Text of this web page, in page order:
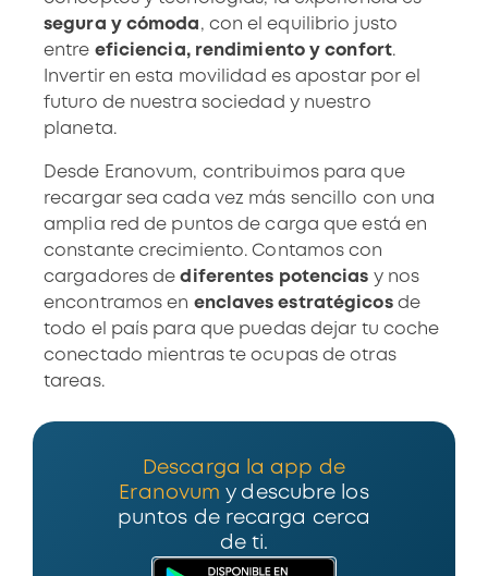
segura y cómoda , con el equilibrio justo
entre eficiencia, rendimiento y confort.
Invertir en esta movilidad es apostar por el
futuro de nuestra sociedad y nuestro
planeta.
Desde Eranovum, contribuimos para que
recargar sea cada vez más sencillo con una
amplia red de puntos de carga que está en
constante crecimiento. Contamos con
cargadores dediferentes potencias y nos
encontramos en enclaves estratégicosde
todo el país para que puedas dejar tu coche
conectado mientras te ocupas de otras
tareas.
Descarga la app de
Eranovum y descubre los
puntos de recarga cerca
de ti.